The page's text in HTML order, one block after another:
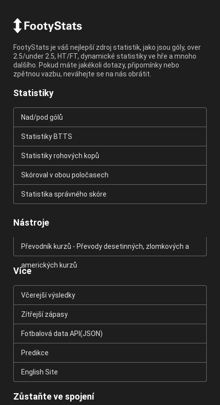
FootyStats je váš nejlepší zdroj statistik, jako jsou góly, over
2.5/under 2.5, HT/FT, dynamické statistiky ve hře a mnoho
dalšího. Pokud máte jakékoli dotazy, připomínky nebo
zpětnou vazbu, neváhejte se na nás obrátit.
Statistiky
Nad/pod gólů
Statistiky BTTS
Statistiky rohových kopů
Skóroval v obou poločasech
Statistika správného skóre
Nástroje
Převodník kurzů - Převody desetinných, zlomkových a
amerických kurzů
Více
Včerejší výsledky
Zítřejší zápasy
Fotbalová data API(JSON)
Predikce
English Site
Zůstaňte ve spojení